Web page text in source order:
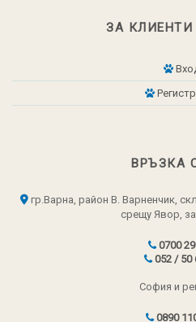
ЗА
ВРЪЗКА
гр.Варна, район В. Варненчик,
срещу Явор,
0700
052 / 50
София и
0890